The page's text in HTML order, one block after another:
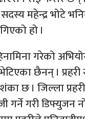
महेन्द्र भोटे
हो ।
गरेको
छैनन् ।
छ । जिल्ला
गरी डिफ्युजन